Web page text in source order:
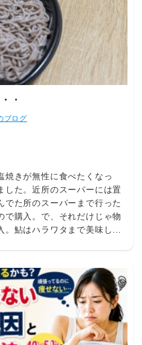
・
ブログ
焼きが無性に食べたくなっ
した。近所のスーパーには置
でた所のスーパーまで行った
で購入。で、それだけじゃ物
鮎はハラワタまで美味しく
ださい。高槻のボクングジ
a-style の公式サイ
shared.coma-
ム